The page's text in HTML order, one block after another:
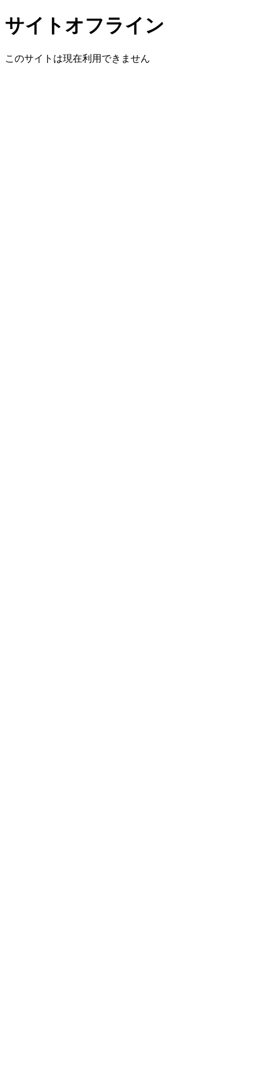
サイトオフライン
このサイトは現在利用できません